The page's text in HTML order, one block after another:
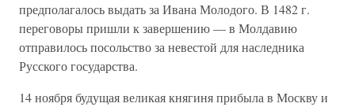
предполагалось выдать за Ивана Молодого. В 1482 г.
переговоры пришли к завершению — в Молдавию
отправилось посольство за невестой для наследника
Русского государства.
14 ноября будущая великая княгиня прибыла в Москву и